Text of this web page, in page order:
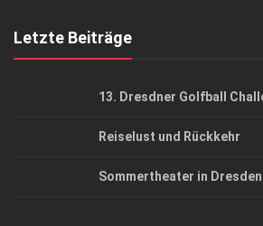
Letzte Beiträge
13. Dresdner Golfball
Reiselust und Rückkehr
Sommertheater in